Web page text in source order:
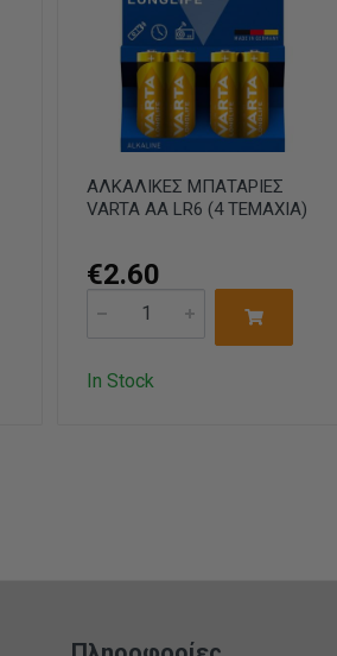
ΑΛΚΑΛΙΚΕΣ ΜΠΑΤΑΡΙΕΣ
VARTA AA LR6 (4 ΤΕΜΑΧΙΑ)
€2.60
In Stock